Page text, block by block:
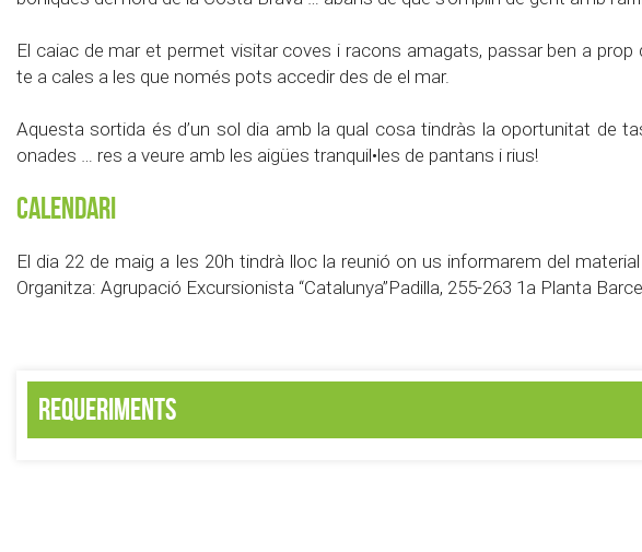
El caiac de mar et permet visitar coves i racons amagats, passar ben a prop
te a cales a les que només pots accedir des de el mar.
Aquesta sortida és d’un sol dia amb la qual cosa tindràs la oportunitat de
onades … res a veure amb les aigües tranquil•les de pantans i rius!
Calendari
El dia 22 de maig a les 20h tindrà lloc la reunió on us informarem del
Organitza: Agrupació Excursionista “Catalunya”Padilla, 255-263 1a Planta
Requeriments